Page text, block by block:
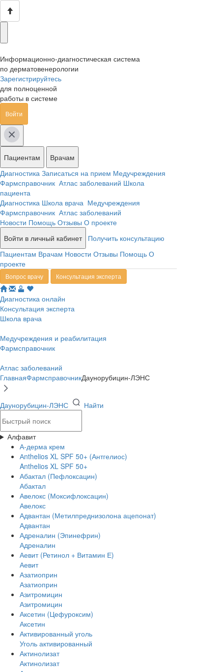
Информационно-диагностическая система
по дерматовенерологии
Зарегистрируйтесь
для полноценной
работы в системе
Войти
Пациентам
Врачам
Диагностика Записаться на прием Медучреждения
Фармсправочник Атлас заболеваний Школа
пациента
Диагностика Школа врача Медучреждения
Фармсправочник Атлас заболеваний
Новости Помощь Отзывы О проекте
Войти в личный кабинет
Получить консультацию
Пациентам Врачам Новости Отзывы Помощь О
проекте
Вопрос врачу Консультация эксперта
Диагностика онлайн
Консультация эксперта
Школа врача
Медучреждения и реабилитация
Фармсправочник
Атлас заболеваний
ГлавнаяФармсправочникДаунорубицин-ЛЭНС
Даунорубицин-ЛЭНС Найти
Алфавит
А-дерма крем
Аnthelios XL SPF 50+ (Антгелиос)
Anthelios XL SPF 50+
Абактал (Пефлоксацин)
Абактал
Авелокс (Моксифлоксацин)
Авелокс
Адвантан (Метилпреднизолона ацепонат)
Адвантан
Адреналин (Эпинефрин)
Адреналин
Аевит (Ретинол + Витамин Е)
Аевит
Азатиоприн
Азатиоприн
Азитромицин
Азитромицин
Аксетин (Цефуроксим)
Аксетин
Активированный уголь
Уголь активированный
Актинолизат
Актинолизат